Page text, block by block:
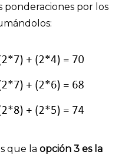
humanos
de cliente
por los
que la opción 3 es la